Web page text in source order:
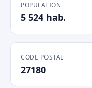
POPULATION
5 524 hab.
CODE POSTAL
27180